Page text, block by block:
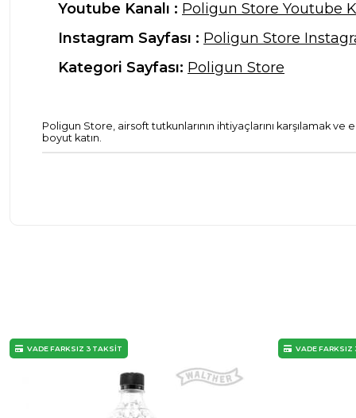
Youtube Kanalı : Poligun Store Youtube
Instagram Sayfası : Poligun Store
Kategori Sayfası: Poligun Store
Poligun Store, airsoft tutkunlarının ihtiyaçlarını karşılamak
boyut katın.
VADE FARKSIZ 3 TAKSİT VADE FARKSIZ